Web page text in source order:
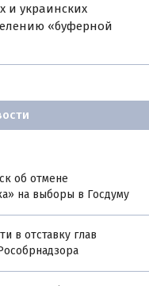
и украинских
«буферной
об отмене
на выборы в Госдуму
в отставку глав